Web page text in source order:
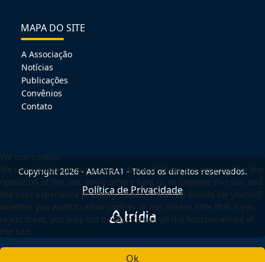
MAPA DO SITE
A Associação
Notícias
Publicações
Convênios
Contato
Copyright 2026 - AMATRA1 - Todos os direitos reservados.
Política de Privacidade
We use cookies
We use cookies on our website. Some of them are essential for the
operation of the site, while others help us to improve this site and
the user experience (tracking cookies). You can decide for yourself
whether you want to allow cookies or not. Please note that if you
reject them, you may not be able to use all the functionalities of
the site.
Ok